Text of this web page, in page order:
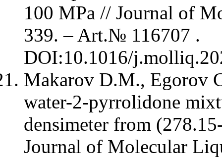
100 MPa // Journal of
339. – Art.№ 116707 .
DOI:10.1016/
Makarov D.M., Egorov
water-2-pyrrolidone
densimeter from
Journal of Molecular